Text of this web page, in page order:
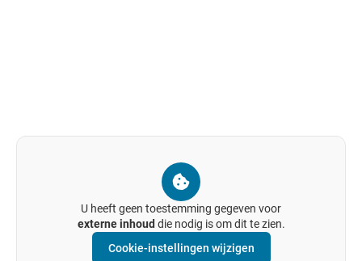
U heeft geen toestemming gegeven voor
externe inhoud die nodig is om dit te zien.
Cookie-instellingen wijzigen